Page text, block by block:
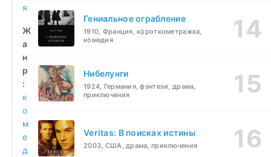
я
Ж
а
н
р
:
к
о
м
е
д
Гениальное ограбление
1910, Франция, короткометражка,
комедия
Нибелунги
1924, Германия, фэнтези, драма,
приключения
Veritas: В поисках истины
2003, США, драма, приключения